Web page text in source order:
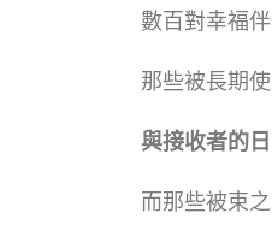
數百對幸福
那些被長期
與接收者的
而那些被束